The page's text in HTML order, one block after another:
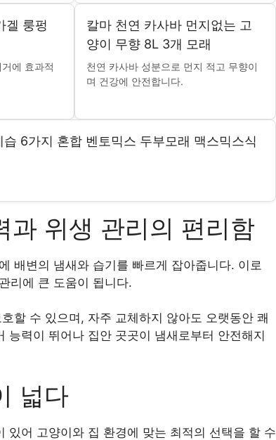
겔 룽펑
에 효과적
칼마 천연 카사바 먼지없는 고
양이 무향 8L 3개 모래
천연 카사바 성분으로 먼지 적고 무향이
며 건강에 안전합니다.
6가지 혼합 벤토믹스 두부모래 맥스믹스식
과 위생 관리의 편리함
배변의 냄새와 습기를 빠르게 잡아줍니다. 이로
리에 큰 도움이 됩니다.
할 수 있으며, 자주 교체하지 않아도 오랫동안 쾌
력이 뛰어나 집안 곳곳이 냄새로부터 안전해지
넓다
있어 고양이와 집 환경에 맞는 최적의 선택을 할 수